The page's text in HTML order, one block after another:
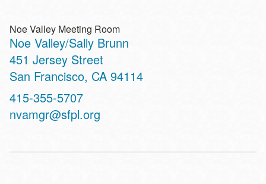
Noe Valley Meeting Room
Noe Valley/Sally Brunn
Address
451 Jersey Street
San Francisco, CA 94114
Contact
Telephone
415-355-5707
nvamgr@sfpl.org